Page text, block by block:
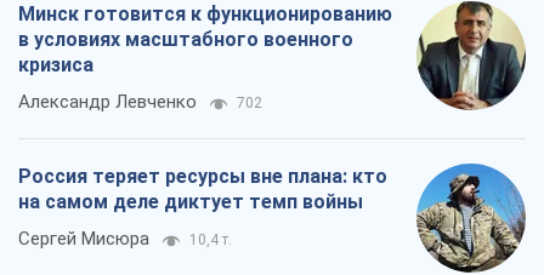
Минск готовится к функционированию
в условиях масштабного военного
кризиса
Александр Левченко 702
Россия теряет ресурсы вне плана: кто
на самом деле диктует темп войны
Сергей Мисюра 10,4 т.